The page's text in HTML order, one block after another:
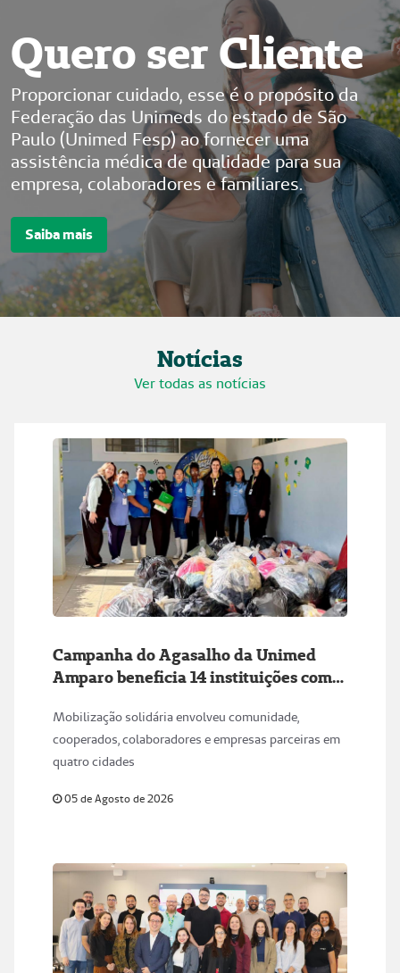
Quero ser Cliente
Proporcionar cuidado, esse é o propósito da
Federação das Unimeds do estado de São
Paulo (Unimed Fesp) ao fornecer uma
assistência médica de qualidade para sua
empresa, colaboradores e familiares.
Saiba mais
Notícias
Ver todas as notícias
Campanha do Agasalho da Unimed
Amparo beneficia 14 instituições com
Mobilização solidária envolveu comunidade,
cooperados, colaboradores e empresas parceiras em
quatro cidades
05 de Agosto de 2026